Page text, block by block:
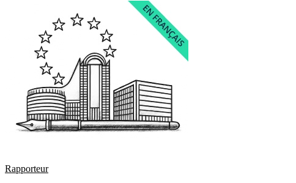
Rapporteur